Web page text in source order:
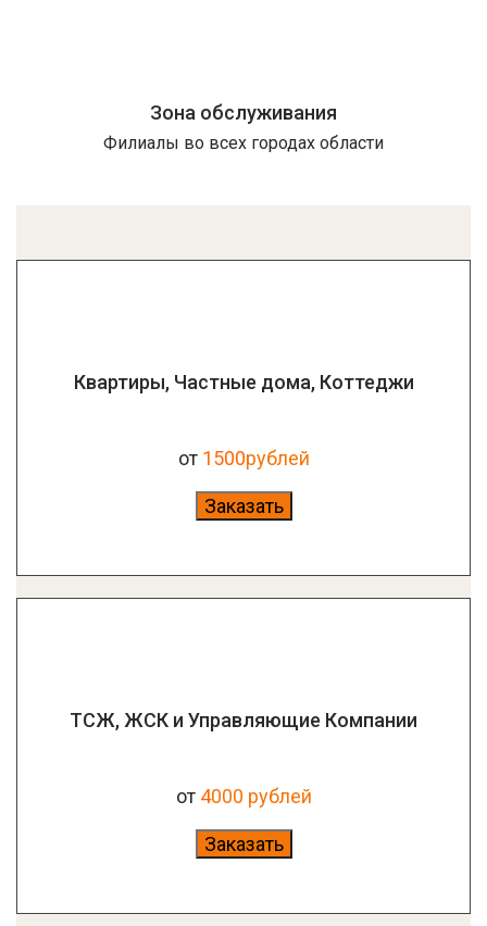
Зона обслуживания
Филиалы во всех городах области
Квартиры, Частные дома, Коттеджи
от 1500рублей
Заказать
ТСЖ, ЖСК и Управляющие Компании
от 4000 рублей
Заказать